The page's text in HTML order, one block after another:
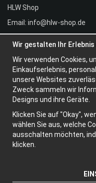
HLW Shop
Email: info@hlw-shop.de
Information
Über uns
Widerrufsbelehrung
Newsletter
Datenschutzerklärung
Wir gestalten Ihr Erlebnis
Wir verwenden Cookies,
Einkaufserlebnis,
unsere Websites
Zweck sammeln wir
Designs und ihre Geräte.
Klicken Sie auf "Okay",
wählen Sie aus, welche
ausschalten möchten,
klicken.